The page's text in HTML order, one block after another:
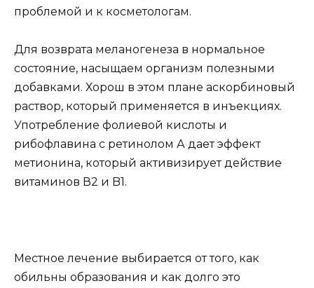
проблемой и к косметологам.
Для возврата меланогенеза в нормальное
состояние, насыщаем организм полезными
добавками. Хорош в этом плане аскорбиновый
раствор, который применяется в инъекциях.
Употребление фолиевой кислоты и
рибофлавина с ретинолом А дает эффект
метионина, который активизирует действие
витаминов В2 и B1.
Местное лечение выбирается от того, как
обильны образования и как долго это